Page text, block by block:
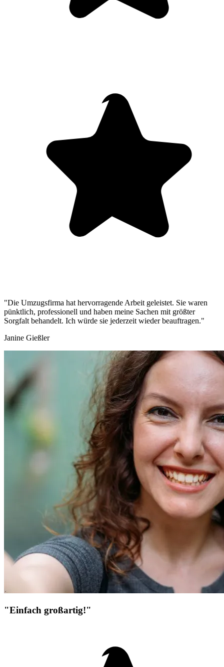
"Die Umzugsfirma hat hervorragende Arbeit geleistet. Sie waren
pünktlich, professionell und haben meine Sachen mit größter
Sorgfalt behandelt. Ich würde sie jederzeit wieder beauftragen."
Janine Gießler
"Einfach großartig!"